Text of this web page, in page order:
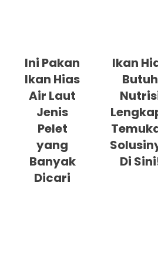
Ini Pakan
Ikan Hias
Air Laut
Jenis
Pelet
yang
Banyak
Dicari
Ikan
Butuh
Di